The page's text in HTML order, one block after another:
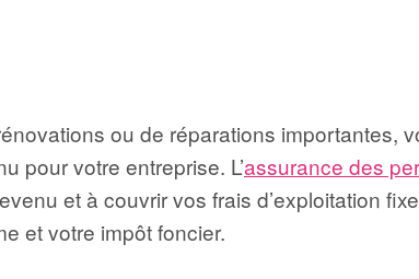
ou de réparations importantes,
pour votre entreprise. L’assurance des
et à couvrir vos frais d’exploitation
et votre impôt foncier.